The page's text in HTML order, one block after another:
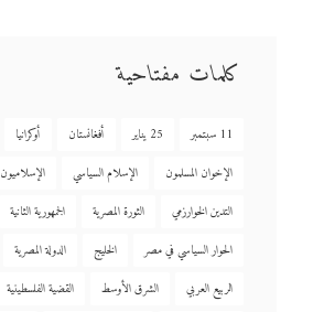
كلمات مفتاحية
11 سبتمبر 25 يناير أفغانستان أوكرانيا
الإخوان المسلمون
الإسلام السياسي الإسلاميون
التدين الخوارزمي
الثورة المصرية الجمهورية الثانية
الحوار السياسي في مصر
الخليج الدولة المصرية
الربيع العربي
الشرق الأوسط القضية الفلسطينية